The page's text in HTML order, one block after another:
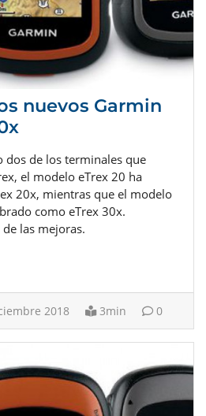
nuevos Garmin
dos de los terminales que
el modelo eTrex 20 ha
20x, mientras que el modelo
como eTrex 30x.
las mejoras.
2018 3min 0